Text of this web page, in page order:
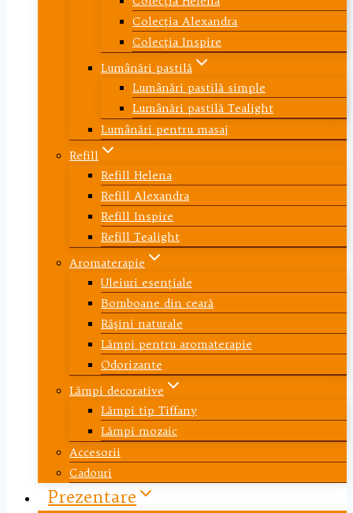
Colecţia Alexandra
Colecţia Inspire
Lumânări pastilă
Lumânări pastilă simple
Lumânări pastilă Tealight
Lumânări pentru masaj
Refill
Refill Helena
Refill Alexandra
Refill Inspire
Refill Tealight
Aromaterapie
Uleiuri esenţiale
Bomboane din ceară
Răşini naturale
Lămpi pentru aromaterapie
Odorizante
Lămpi decorative
Lămpi tip Tiffany
Lămpi mozaic
Accesorii
Cadouri
Prezentare